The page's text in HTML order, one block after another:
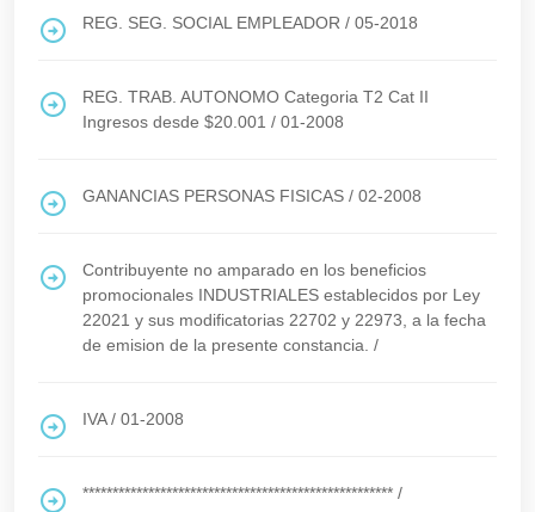
REG. SEG. SOCIAL EMPLEADOR / 05-2018
REG. TRAB. AUTONOMO Categoria T2 Cat II
Ingresos desde $20.001 / 01-2008
GANANCIAS PERSONAS FISICAS / 02-2008
Contribuyente no amparado en los beneficios
promocionales INDUSTRIALES establecidos por Ley
22021 y sus modificatorias 22702 y 22973, a la fecha
de emision de la presente constancia. /
IVA/ 01-2008
**************************************************** /